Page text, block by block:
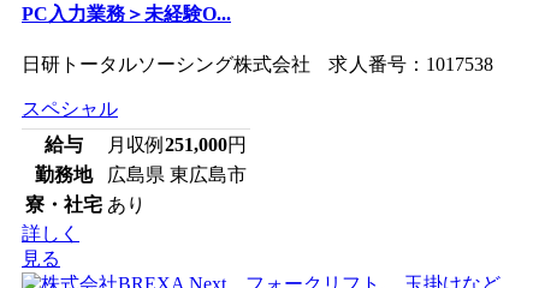
PC入力業務＞未経験O...
日研トータルソーシング株式会社 求人番号：1017538
スペシャル
給与
月収例 251,000円
勤務地
広島県 東広島市
寮・社宅 あり
詳しく
見る